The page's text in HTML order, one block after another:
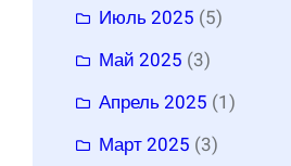
Июль 2025 (5)
Май 2025 (3)
Апрель 2025 (1)
Март 2025 (3)